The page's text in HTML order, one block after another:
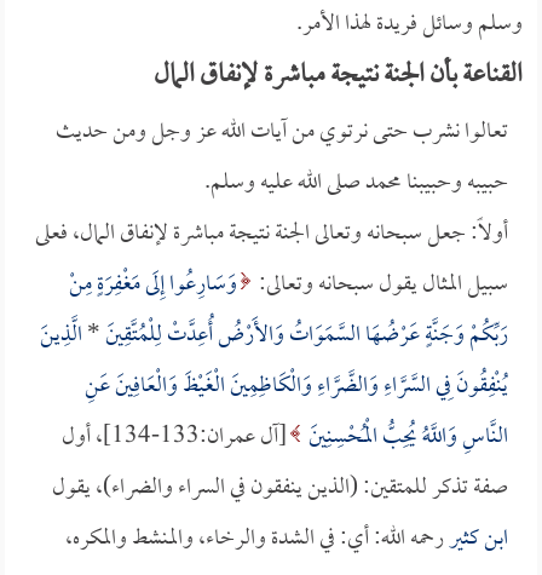
وسلم وسائل فريدة لهذا الأمر.
القناعة بأن الجنة نتيجة مباشرة لإنفاق المال
تعالوا نشرب حتى نرتوي من آيات الله عز وجل ومن حديث
حبيبه وحبيبنا محمد صلى الله عليه وسلم.
أولاً: جعل سبحانه وتعالى الجنة نتيجة مباشرة لإنفاق المال، فعلى
سبيل المثال يقول سبحانه وتعالى: وَسَارِعُوا إِلَى مَغْفِرَةٍ مِنْ
رَبِّكُمْ وَجَنَّةٍ عَرْضُهَا السَّمَوَاتُ وَالأَرْضُ أُعِدَّتْ لِلْمُتَّقِينَ*الَّذِينَ
يُنْفِقُونَ فِي السَّرَّاءِ وَالضَّرَّاءِ وَالْكَاظِمِينَ الْغَيْظَ وَالْعَافِينَ عَنِ
النَّاسِ وَاللَّهُ يُحِبُّ الْمُحْسِنِينَ
[آل عمران:133-134]، أول
صفة تذكر للمتقين: (الذين ينفقون في السراء والضراء)، يقول
ابن كثيررحمه الله: أي: في الشدة والرخاء، والمنشط والمكره،